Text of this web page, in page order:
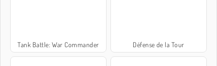
Tank Battle: War Commander Défense de la Tour